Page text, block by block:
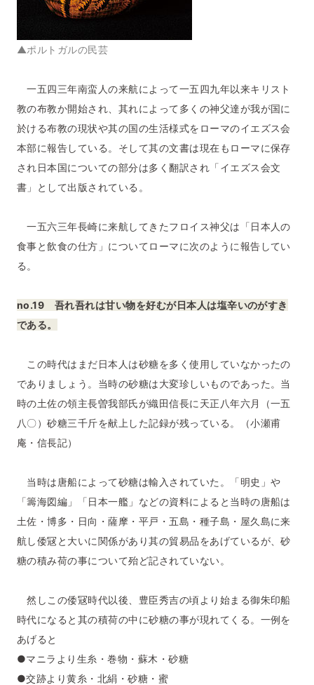
▲ポルトガルの民芸
一五四三年南蛮人の来航によって一五四九年以来キリスト
教の布教か開始され、其れによって多くの神父達が我が国に
於ける布教の現状や其の国の生活様式をローマのイエズス会
本部に報告している。そして其の文書は現在もローマに保存
され日本国についての部分は多く翻訳され「イエズス会文
書」として出版されている。
一五六三年長崎に来航してきたフロイス神父は「日本人の
食事と飲食の仕方」についてローマに次のように報告してい
る。
no.19 吾れ吾れは甘い物を好むが日本人は塩辛いのがすき
である。
この時代はまだ日本人は砂糖を多く使用していなかったの
でありましょう。当時の砂糖は大変珍しいものであった。当
時の土佐の領主長曽我部氏が織田信長に天正八年六月（一五
八〇）砂糖三千斤を献上した記録が残っている。（小瀬甫
庵・信長記）
当時は唐船によって砂糖は輸入されていた。「明史」や
「籌海図編」「日本一艦」などの資料によると当時の唐船は
土佐・博多・日向・薩摩・平戸・五島・種子島・屋久島に来
航し倭冦と大いに関係があり其の貿易品をあげているが、砂
糖の積み荷の事について殆ど記されていない。
然しこの倭冦時代以後、豊臣秀吉の頃より始まる御朱印船
時代になると其の積荷の中に砂糖の事が現れてくる。一例を
あげると
●マニラより生糸・巻物・蘇木・砂糖
●交跡より黄糸・北絹・砂糖・蜜